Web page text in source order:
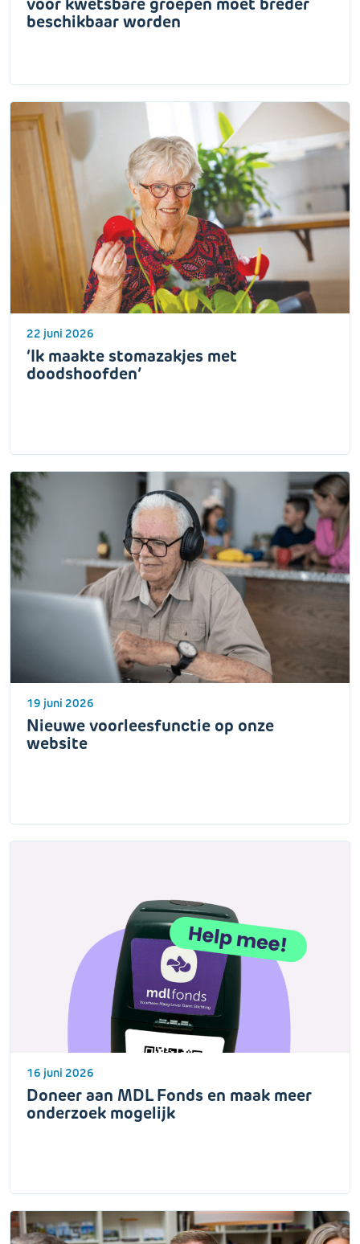
beschikbaar worden
22 juni 2026
‘Ik maakte stomazakjes met
doodshoofden’
19 juni 2026
Nieuwe voorleesfunctie op onze
website
16 juni 2026
Doneer aan MDL Fonds en maak meer
onderzoek mogelijk